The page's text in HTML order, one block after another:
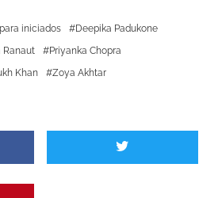
iniciados
Deepika Padukone
Ranaut
Priyanka Chopra
Khan Zoya Akhtar